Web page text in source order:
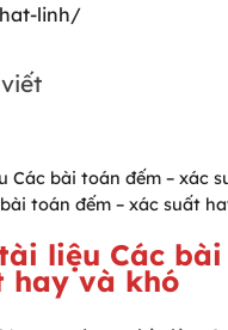
linh/
Các bài toán đếm – xác
toán đếm – xác suất
liệu Các
hay và khó